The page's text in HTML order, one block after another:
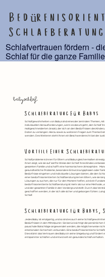
Schlafvertrauen fördern -
Schlaf für die ganze
Schlafberatung
babyschlaf
Schlafberatung Für Babys
Schlafgewohnheiten von Babys sind eines der zentralen Themen,
individuellen Herausforderungen, wenn es darum geht, den Schlaf
maßgeschneiderten Ansatz, der sich an den Bedürfnissen des
Daten zu verlangen. Hierzu sowie zu weiteren Fragen zum Thema
wenden. Des Weiteren steht Ihnen ein Beschwerderecht bei der
Vorteile Einer
Schlafprobleme können für Eltern und Babys gleichermaßen
ihnen zeigt, wie sie auf sanfte Weise den Schlaf ihres Kindes
gesamten Familie und schafft eine harmonischere Atmosphäre.
gesundheitliche Probleme, besondere Entwicklungsphasen oder
Bedürfnisse eingehen und individuelle Lösungen bieten, die den
einer bedürfnisorientierten Schlafberatung lernen Eltern, wie sie
Lösungen zu suchen, die nur für den Moment helfen, wird ein
bedürfnisorientierte Schlafberatung ist mehr als nur eine Methode,
und der gesamten Familie in den Vordergrund stellt. Durch das
geschaffen werden, in der sich alle sicher und geborgen fühlen.
Schlaf.
Schlafberatung für Babys,
Jedes Baby ist einzigartig, und so sind es auch seine
Bedürfnissen in den Mittelpunkt. Sie berücksichtigt die persönlichen
pauschale Ratschläge angewendet werden, die möglicherweise
emotionalen Sicherheit verbunden. Eine bedürfnisorientierte
Dies stärkt das Vertrauen des Babys in seine Umgebung und fördert
entspannter schlafen und entwickelt ein gesundes Schlafverhalten.